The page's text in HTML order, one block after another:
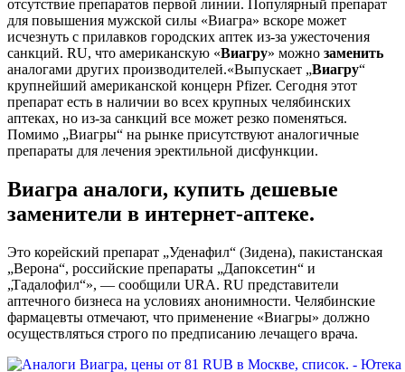
отсутствие препаратов первой линии. Популярный препарат
для повышения мужской силы «Виагра» вскоре может
исчезнуть с прилавков городских аптек из-за ужесточения
санкций. RU, что американскую «Виагру» можно заменить
аналогами других производителей.«Выпускает „Виагру“
крупнейший американской концерн Pfizer. Сегодня этот
препарат есть в наличии во всех крупных челябинских
аптеках, но из-за санкций все может резко поменяться.
Помимо „Виагры“ на рынке присутствуют аналогичные
препараты для лечения эректильной дисфункции.
Виагра аналоги, купить дешевые
заменители в интернет-аптеке.
Это корейский препарат „Уденафил“ (Зидена), пакистанская
„Верона“, российские препараты „Дапоксетин“ и
„Тадалофил“», — сообщили URA. RU представители
аптечного бизнеса на условиях анонимности. Челябинские
фармацевты отмечают, что применение «Виагры» должно
осуществляться строго по предписанию лечащего врача.